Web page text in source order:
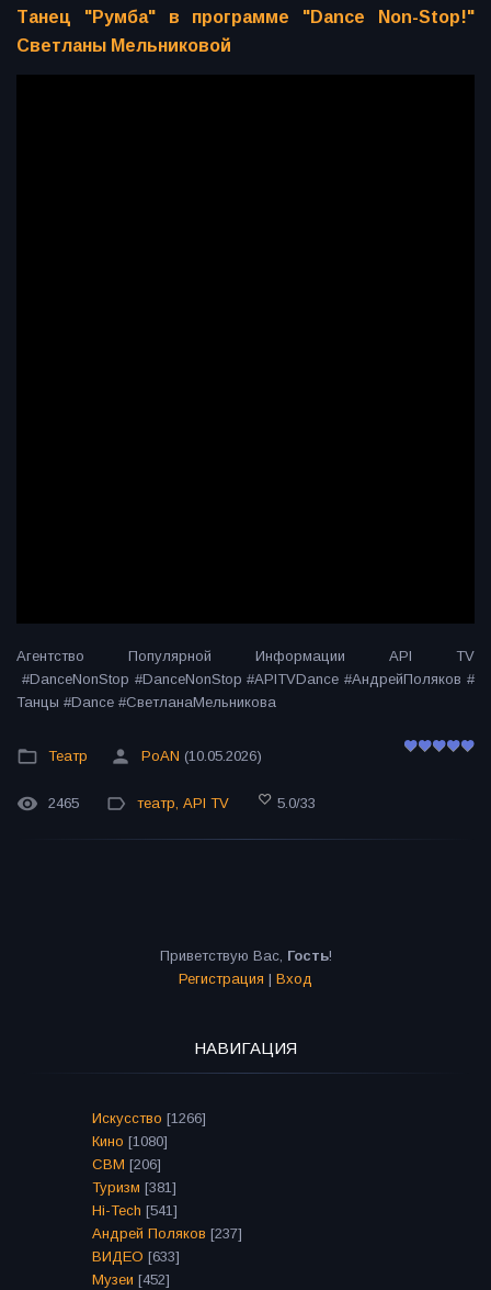
Танец "Румба" в программе "Dance Non-Stop!"
Светланы Мельниковой
Агентство Популярной Информации API TV
#DanceNonStop #DanceNonStop #APITVDance #АндрейПоляков #
Танцы #Dance #СветланаМельникова
Театр PoAN (10.05.2026)
2465 театр, API TV 5.0/33
Приветствую Вас, Гость!
Регистрация | Вход
НАВИГАЦИЯ
Искусство [1266]
Кино [1080]
СВМ [206]
Туризм [381]
Hi-Tech [541]
Андрей Поляков [237]
ВИДЕО [633]
Музеи [452]